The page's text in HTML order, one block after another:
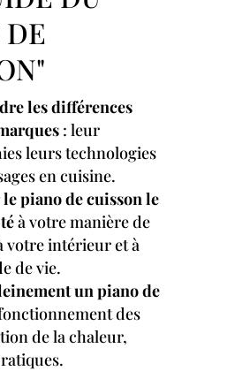
les différences
: leur
leurs technologies
en cuisine.
piano de cuisson le
à votre manière de
votre intérieur et à
de vie.
un piano de
des
de la chaleur,